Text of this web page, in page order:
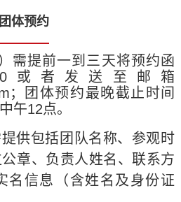
团体预约
需提前一到三天将预约函
或者发送至邮箱
；团体预约最晚截止时间
午12点。
包括团队名称、参观时
章、负责人姓名、联系方
名信息（含姓名及身份证